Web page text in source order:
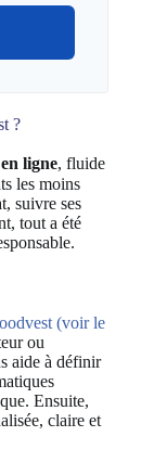
?
ligne, fluide
les moins
suivre ses
tout a été
(voir le
ou
aide à définir
Ensuite,
claire et